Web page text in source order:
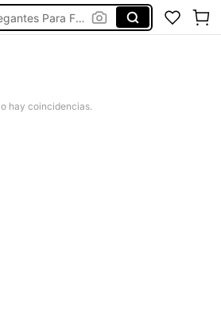
Vestidos Elegantes Para Fiesta
hay coincidencias.